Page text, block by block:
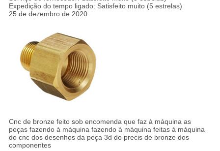
Expedição do tempo ligado: Satisfeito muito (5 estrelas)
25 de dezembro de 2020
Cnc de bronze feito sob encomenda que faz à máquina as
peças fazendo à máquina fazendo à máquina feitas à máquina
do cnc dos desenhos da peça 3d do precis de bronze dos
componentes